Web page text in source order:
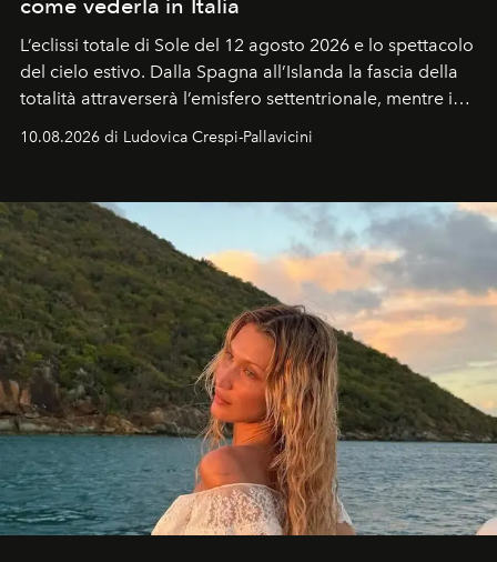
come vederla in Italia
L’eclissi totale di Sole del 12 agosto 2026 e lo spettacolo
del cielo estivo. Dalla Spagna all’Islanda la fascia della
totalità attraverserà l’emisfero settentrionale, mentre in
Italia il fenomeno sarà parziale ma particolarmente
spettacolare al Nord. Orari, città favorite e regole per
10.08.2026 di Ludovica Crespi-Pallavicini